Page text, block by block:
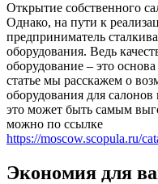
Открытие собственного
Однако, на пути к
предприниматель
оборудования. Ведь
оборудование – это
статье мы расскажем о
оборудования для
это может быть самым
можно по ссылке
https://moscow.scopula.ru/
Экономия для